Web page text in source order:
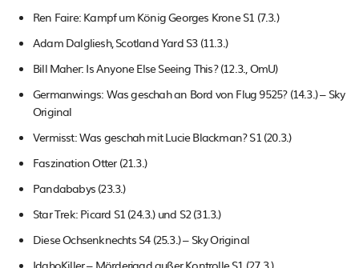
Ren Faire: Kampf um König Georges Krone S1 (7.3.)
Adam Dalgliesh, Scotland Yard S3 (11.3.)
Bill Maher: Is Anyone Else Seeing This? (12.3., OmU)
Germanwings: Was geschah an Bord von Flug 9525? (14.3.) – Sky
Original
Vermisst: Was geschah mit Lucie Blackman? S1 (20.3.)
Faszination Otter (21.3.)
Pandababys (23.3.)
Star Trek: Picard S1 (24.3.) und S2 (31.3.)
Diese Ochsenknechts S4 (25.3.) – Sky Original
IdahoKiller – Mörderjagd außer Kontrolle S1 (27.3.)